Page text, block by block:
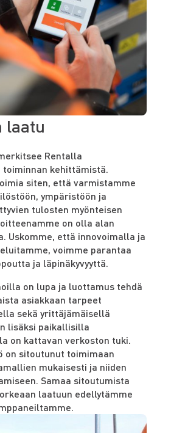
laatu
Rentalla
kehittämistä.
siten, että varmistamme
ympäristöön ja
tulosten myönteisen
on olla alan
Uskomme, että innovoimalla ja
voimme parantaa
ja läpinäkyvyyttä.
on lupa ja luottamus tehdä
asiakkaan tarpeet
sekä yrittäjämäisellä
lisäksi paikallisilla
on kattavan verkoston tuki.
on sitoutunut toimimaan
mukaisesti ja niiden
Samaa sitoutumista
laatuun edellytämme